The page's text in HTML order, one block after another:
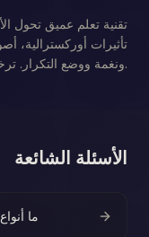
تقنية تعلم عميق تحول
شركات. BPM (1-300) ونغمة ووضع التكرار. ترخيص تجاري مشمول.
الأسئلة الشائعة
ما